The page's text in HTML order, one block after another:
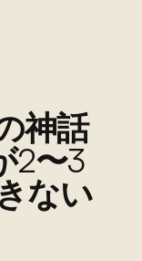
神話
2〜3
ない